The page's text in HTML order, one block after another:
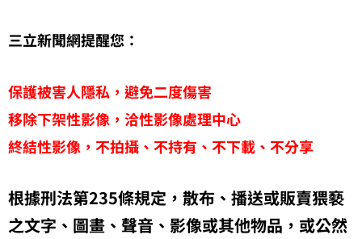
三立新聞網提醒您：
保護被害人隱私，避免二度傷害
移除下架性影像，洽性影像處理中心
終結性影像，不拍攝、不持有、不下載、不分享
根據刑法第235條規定，散布、播送或販賣猥褻
之文字、圖畫、聲音、影像或其他物品，或公然